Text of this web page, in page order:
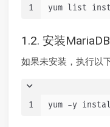
1 yum list
1.2. 安装MariaDB
如果未安装，执行以
1 yum -y